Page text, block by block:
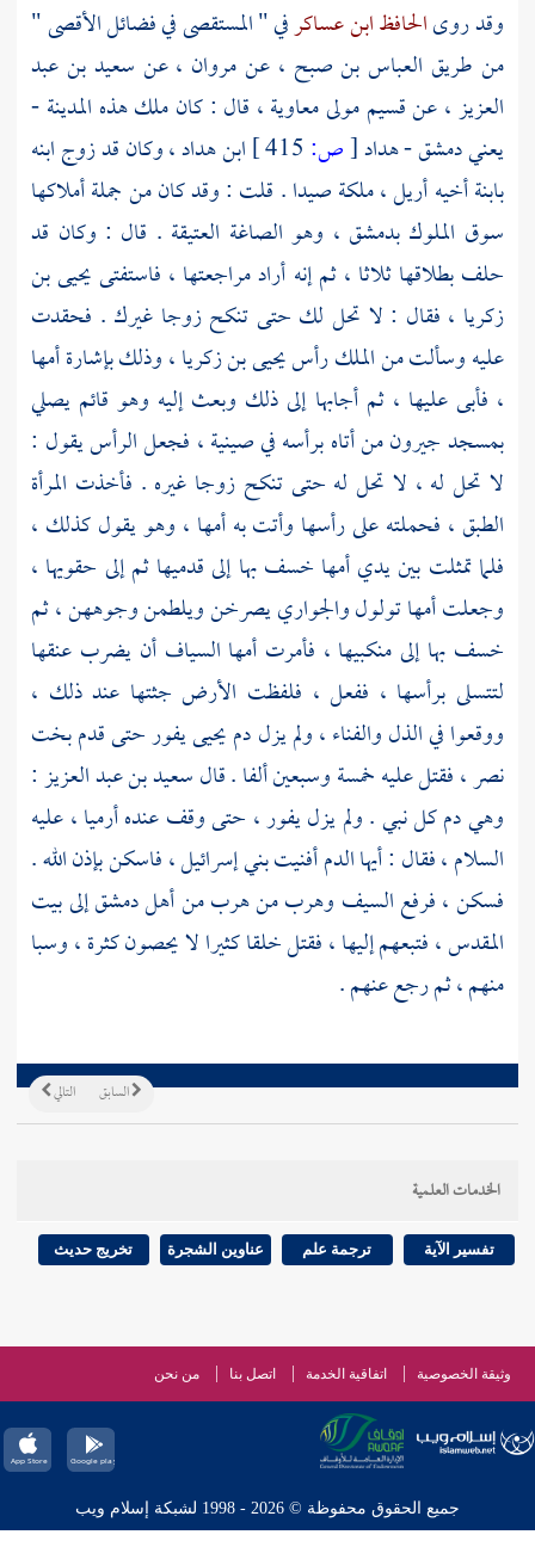
وقد روىالحافظ ابن عساكرفي " المستقصى في فضائلالأقصى"
من طريق العباس بن صبح ، عنمروان ،عن سعيد بن عبد
العزيز ،عنقسيم مولى معاوية، قال : كان ملك هذه المدينة -
يعنيدمشق-هداد[ص: ابن هداد، وكان قد زوج ابنه
بابنة أخيهأريل، ملكةصيدا. قلت : وقد كان من جملة أملاكها
سوق الملوك بدمشق ، وهو الصاغة العتيقة . قال : وكان قد
حلف بطلاقها ثلاثا ، ثم إنه أراد مراجعتها ، فاستفتىيحيى بن
زكريا ، فقال : لا تحل لك حتى تنكح زوجا غيرك . فحقدت
عليه وسألت من الملك رأسيحيى بن زكريا ،وذلك بإشارة أمها
، فأبى عليها ، ثم أجابها إلى ذلك وبعث إليه وهو قائم يصلي
بمسجدجيرونمن أتاه برأسه في صينية ، فجعل الرأس يقول :
لا تحل له ، لا تحل له حتى تنكح زوجا غيره . فأخذت المرأة
الطبق ، فحملته على رأسها وأتت به أمها ، وهو يقول كذلك ،
فلما تمثلت بين يدي أمها خسف بها إلى قدميها ثم إلى حقويها ،
وجعلت أمها تولول والجواري يصرخن ويلطمن وجوههن ، ثم
خسف بها إلى منكبيها ، فأمرت أمها السياف أن يضرب عنقها
لتتسلى برأسها ، ففعل ، فلفظت الأرض جثتها عند ذلك ،
ووقعوا في الذل والفناء ، ولم يزل دميحيىيفور حتى قدمبخت
نصر، فقتل عليه خمسة وسبعين ألفا . قالسعيد بن عبد العزيز:
وهي دم كل نبي . ولم يزل يفور ، حتى وقف عندهأرميا، عليه
السلام ، فقال : أيها الدم أفنيتبني إسرائيل، فاسكن بإذن الله .
فسكن ، فرفع السيف وهرب من هرب منأهلدمشقإلىبيت
المقدس، فتبعهم إليها ، فقتل خلقا كثيرا لا يحصون كثرة ، وسبا
منهم ، ثم رجع عنهم .
التالي السابق
الخدمات العلمية
تفسير الآية ترجمة علم عناوين الشجرة تخريج حديث
وثيقة الخصوصية اتفاقية الخدمة اتصل بنا من نحن
جميع الحقوق محفوظة © 2026 - 1998 لشبكة إسلام ويب